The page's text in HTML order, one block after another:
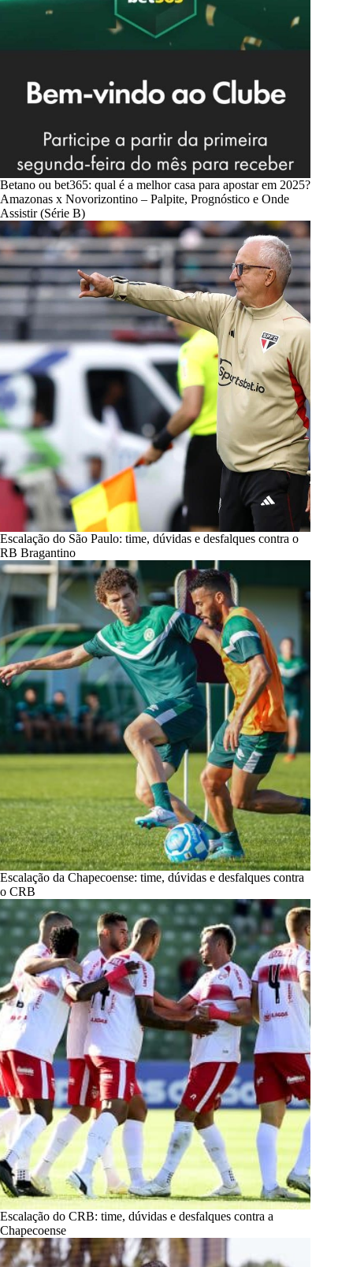
Betano ou bet365: qual é a melhor casa para apostar em 2025?
Amazonas x Novorizontino – Palpite, Prognóstico e Onde
Assistir (Série B)
Escalação do São Paulo: time, dúvidas e desfalques contra o
RB Bragantino
Escalação da Chapecoense: time, dúvidas e desfalques contra
o CRB
Escalação do CRB: time, dúvidas e desfalques contra a
Chapecoense